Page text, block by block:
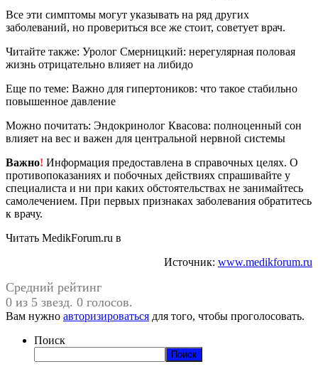
Все эти симптомы могут указывать на ряд других
заболеваний, но провериться все же стоит, советует врач.
Читайте также: Уролог Смерницкий: нерегулярная половая
жизнь отрицательно влияет на либидо
Еще по теме: Важно для гипертоников: что такое стабильно
повышенное давление
Можно почитать: Эндокринолог Квасова: полноценный сон
влияет на вес и важен для центральной нервной системы
Важно! Информация предоставлена в справочных целях. О
противопоказаниях и побочных действиях спрашивайте у
специалиста и ни при каких обстоятельствах не занимайтесь
самолечением. При первых признаках заболевания обратитесь
к врачу.
Читать MedikForum.ru в
Источник: www.medikforum.ru
Средний рейтинг
0 из 5 звезд. 0 голосов.
Вам нужно авторизироваться для того, чтобы проголосовать.
Поиск
Поиск